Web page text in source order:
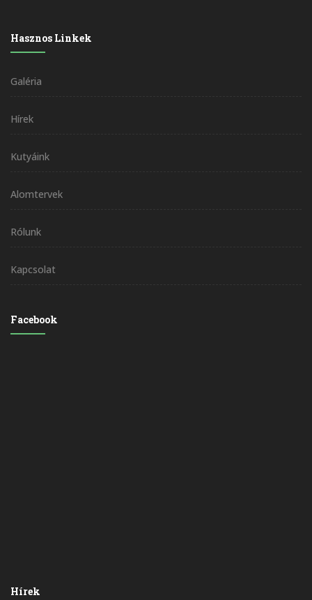
Hasznos Linkek
Galéria
Hírek
Kutyáink
Alomtervek
Rólunk
Kapcsolat
Facebook
Hírek